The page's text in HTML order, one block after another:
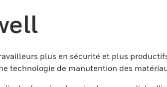
plus en sécurité et plus
technologie de manutention des